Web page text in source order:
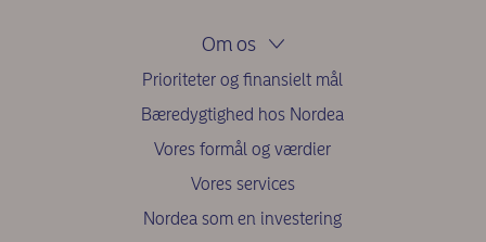
Om os
Prioriteter og finansielt mål
Bæredygtighed hos Nordea
Vores formål og værdier
Vores services
Nordea som en investering